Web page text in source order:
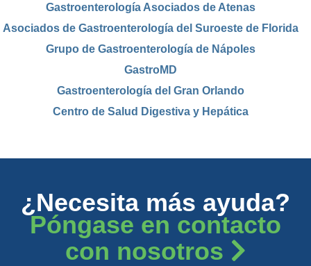
Gastroenterología Asociados de Atenas
Asociados de Gastroenterología del Suroeste de Florida
Grupo de Gastroenterología de Nápoles
GastroMD
Gastroenterología del Gran Orlando
Centro de Salud Digestiva y Hepática
¿Necesita más ayuda?
Póngase en contacto
con nosotros